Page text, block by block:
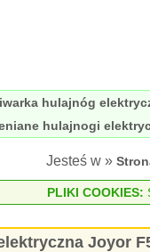
hulajnóg
hulajnogi
Jesteś w »
PLIKI COOKIES:
Joyor